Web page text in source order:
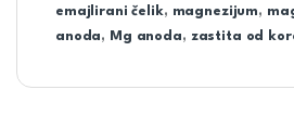
emajlirani čelik, magnezijum,
anoda, Mg anoda, zastita od